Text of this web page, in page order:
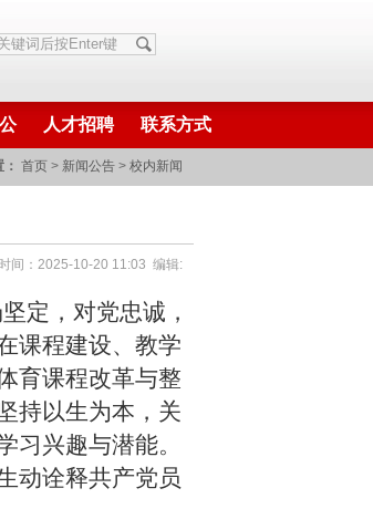
人才招聘 联系方式
首页 > 新闻公告 > 校内新闻
间：2025-10-20 11:03 编辑:
定，对党忠诚，
课程建设、教学
育课程改革与整
持以生为本，关
兴趣与潜能。
动诠释共产党员